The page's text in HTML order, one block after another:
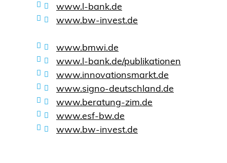
www.l-bank.de
www.bw-invest.de
www.bmwi.de
www.l-bank.de/publikationen
www.innovationsmarkt.de
www.signo-deutschland.de
www.beratung-zim.de
www.esf-bw.de
www.bw-invest.de